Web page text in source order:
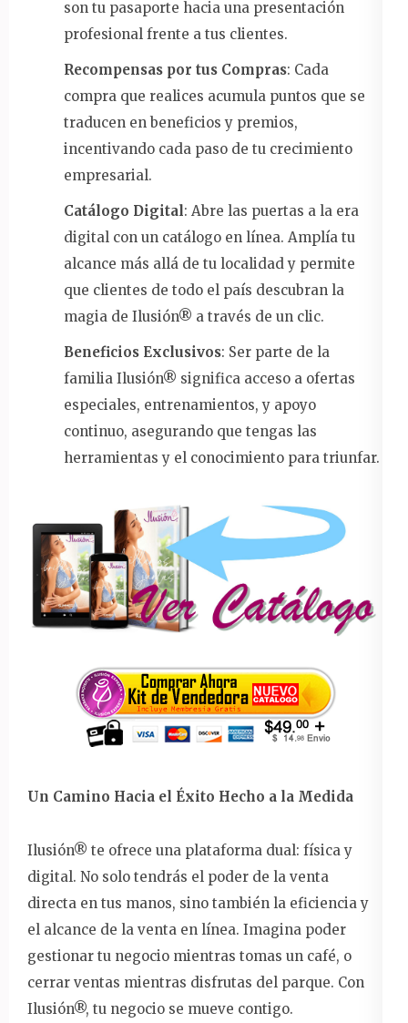
son tu pasaporte hacia una presentación
profesional frente a tus clientes.
Recompensas por tus Compras: Cada
compra que realices acumula puntos que se
traducen en beneficios y premios,
incentivando cada paso de tu crecimiento
empresarial.
Catálogo Digital: Abre las puertas a la era
digital con un catálogo en línea. Amplía tu
alcance más allá de tu localidad y permite
que clientes de todo el país descubran la
magia de Ilusión® a través de un clic.
Beneficios Exclusivos: Ser parte de la
familia Ilusión® significa acceso a ofertas
especiales, entrenamientos, y apoyo
continuo, asegurando que tengas las
herramientas y el conocimiento para triunfar.
Un Camino Hacia el Éxito Hecho a la Medida
Ilusión® te ofrece una plataforma dual: física y
digital. No solo tendrás el poder de la venta
directa en tus manos, sino también la eficiencia y
el alcance de la venta en línea. Imagina poder
gestionar tu negocio mientras tomas un café, o
cerrar ventas mientras disfrutas del parque. Con
Ilusión®, tu negocio se mueve contigo.